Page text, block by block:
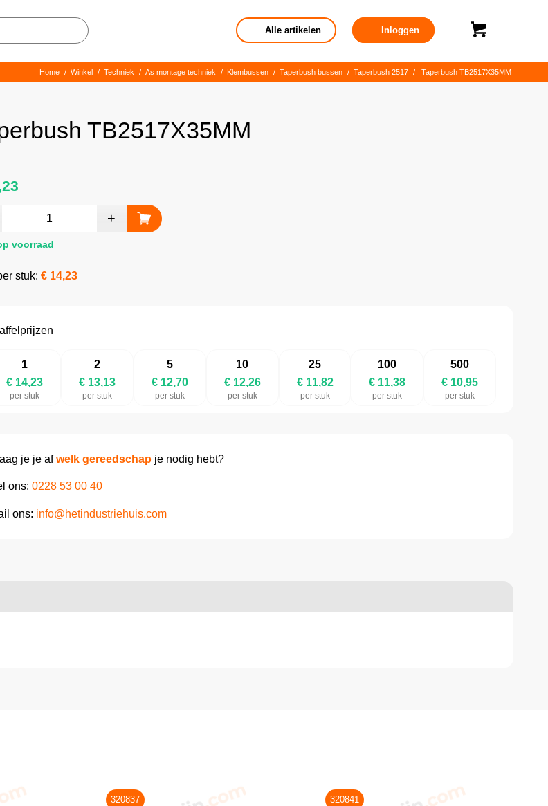
Alle artikelen Inloggen
Home / Winkel / Techniek / As montage techniek / Klembussen / Taperbush bussen / Taperbush 2517 / Taperbush TB2517X35MM
TB2517X35MM
voorraad
stuk: € 14,23
1
€ 14,23
per stuk
2
€ 13,13
per stuk
5
€ 12,70
per stuk
10
€ 12,26
per stuk
25
€ 11,82
per stuk
100
€ 11,38
per stuk
500
€ 10,95
per stuk
je je afwelk gereedschapje nodig hebt?
ons: 0228 53 00 40
ons: info@hetindustriehuis.com
320837 320841